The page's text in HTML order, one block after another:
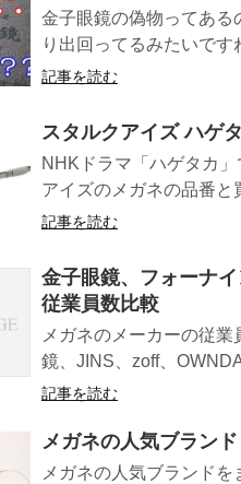
金子眼鏡の偽物ってある
り出回ってるみたいです
記事を読む
スタルクアイズ ハゲ
NHKドラマ「ハゲタカ
アイズのメガネの品番と
記事を読む
金子眼鏡、フォーナ
従業員数比較
メガネのメーカーの従
鏡、JINS、zoff、
記事を読む
メガネの人気ブランド
メガネの人気ブランドを